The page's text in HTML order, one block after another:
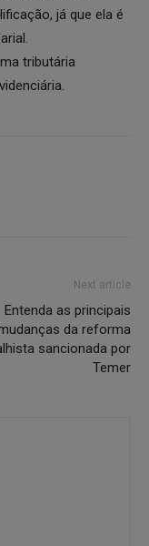
já que ela é
tributária
Next article
Entenda as principais
da reforma
sancionada por
Temer